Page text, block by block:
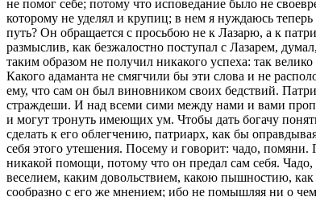
не помог себе; потому что исповедание было не
которому не уделял и крупиц; в нем я нуждаюсь
путь? Он обращается с просьбою не к Лазарю, а к
размыслив, как безжалостно поступал с Лазарем,
таким образом не получил никакого успеха: так
Какого адаманта не смягчили бы эти слова и не
ему, что сам он был виновником своих бедствий.
страждеши. И над всеми сими между нами и вами
и могут тронуть имеющих ум. Чтобы дать богачу
сделать к его облегчению, патриарх, как бы
себя этого утешения. Посему и говорит: чадо, помяни.
никакой помощи, потому что он предал сам себя.
веселием, каким довольствием, какою пышностию, как
сообразно с его же мнением; ибо не помышляя ни о